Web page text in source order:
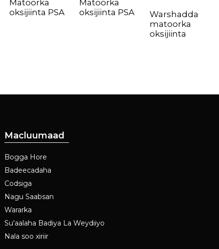
Matoorka
oksijiinta PSA
Matoorka
oksijiinta PSA
Warshadda
matoorka
oksijiinta
Macluumaad
Bogga Hore
Badeecadaha
Codsiga
Nagu Saabsan
Wararka
Su'aalaha Badiya La Weydiiyo
Nala soo xiriir